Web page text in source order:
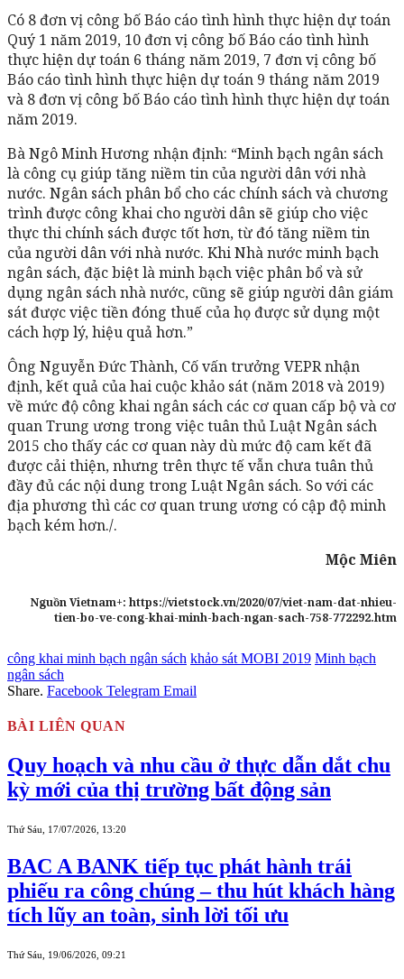
Có 8 đơn vị công bố Báo cáo tình hình thực hiện dự toán
Quý 1 năm 2019, 10 đơn vị công bố Báo cáo tình hình
thực hiện dự toán 6 tháng năm 2019, 7 đơn vị công bố
Báo cáo tình hình thực hiện dự toán 9 tháng năm 2019
và 8 đơn vị công bố Báo cáo tình hình thực hiện dự toán
năm 2019.
Bà Ngô Minh Hương nhận định: “Minh bạch ngân sách
là công cụ giúp tăng niềm tin của người dân với nhà
nước. Ngân sách phân bổ cho các chính sách và chương
trình được công khai cho người dân sẽ giúp cho việc
thực thi chính sách được tốt hơn, từ đó tăng niềm tin
của người dân với nhà nước. Khi Nhà nước minh bạch
ngân sách, đặc biệt là minh bạch việc phân bổ và sử
dụng ngân sách nhà nước, cũng sẽ giúp người dân giám
sát được việc tiền đóng thuế của họ được sử dụng một
cách hợp lý, hiệu quả hơn.”
Ông Nguyễn Đức Thành, Cố vấn trưởng VEPR nhận
định, kết quả của hai cuộc khảo sát (năm 2018 và 2019)
về mức độ công khai ngân sách các cơ quan cấp bộ và cơ
quan Trung ương trong việc tuân thủ Luật Ngân sách
2015 cho thấy các cơ quan này dù mức độ cam kết đã
được cải thiện, nhưng trên thực tế vẫn chưa tuân thủ
đầy đủ các nội dung trong Luật Ngân sách. So với các
địa phương thì các cơ quan trung ương có cập độ minh
bạch kém hơn./.
Mộc Miên
Nguồn Vietnam+: https://vietstock.vn/2020/07/viet-nam-dat-nhieu-
tien-bo-ve-cong-khai-minh-bach-ngan-sach-758-772292.htm
công khai minh bạch ngân sách khảo sát MOBI 2019 Minh bạch
ngân sách
Share. Facebook Telegram Email
BÀI LIÊN QUAN
Quy hoạch và nhu cầu ở thực dẫn dắt chu
kỳ mới của thị trường bất động sản
Thứ Sáu, 17/07/2026, 13:20
BAC A BANK tiếp tục phát hành trái
phiếu ra công chúng – thu hút khách hàng
tích lũy an toàn, sinh lời tối ưu
Thứ Sáu, 19/06/2026, 09:21